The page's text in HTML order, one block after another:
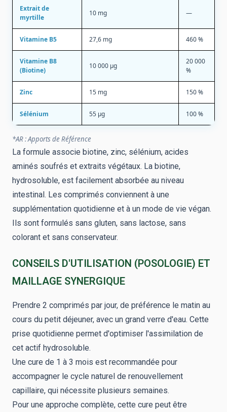
Extrait de
myrtille
10 mg —
Vitamine B5 27,6 mg 460 %
Vitamine B8
(Biotine)
10 000 µg
20 000
%
Zinc 15 mg 150 %
Sélénium 55 µg 100 %
*AR : Apports de Référence
La formule associe biotine, zinc, sélénium, acides
aminés soufrés et extraits végétaux. La biotine,
hydrosoluble, est facilement absorbée au niveau
intestinal. Les comprimés conviennent à une
supplémentation quotidienne et à un mode de vie végan.
Ils sont formulés sans gluten, sans lactose, sans
colorant et sans conservateur.
CONSEILS D'UTILISATION (POSOLOGIE) ET
MAILLAGE SYNERGIQUE
Prendre 2 comprimés par jour, de préférence le matin au
cours du petit déjeuner, avec un grand verre d'eau. Cette
prise quotidienne permet d'optimiser l'assimilation de
cet actif hydrosoluble.
Une cure de 1 à 3 mois est recommandée pour
accompagner le cycle naturel de renouvellement
capillaire, qui nécessite plusieurs semaines.
Pour une approche complète, cette cure peut être